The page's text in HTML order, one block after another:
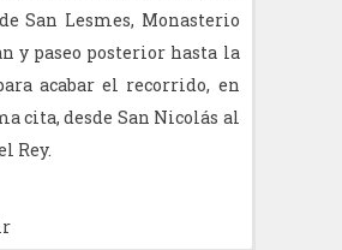
San Lesmes, Monasterio
y paseo posterior hasta la
acabar el recorrido, en
cita, desde San Nicolás al
Rey.